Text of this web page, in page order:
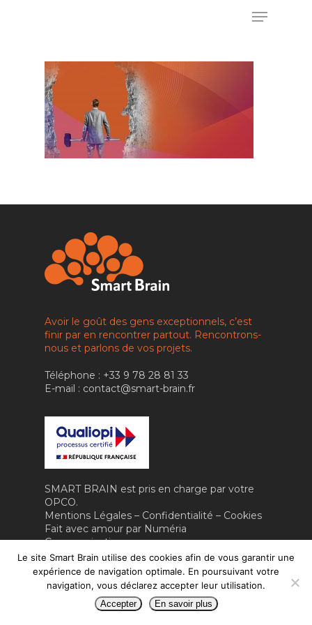
Appuyez sur Entrée pour rechercher ou sur
ESC pour fermer
Avoir le goût des gens exceptionnels, c’est
finir par en rencontrer partout. Rencontrons-
nous et parlons de vos projets.
Téléphone : +33 9 78 28 81 33
E-mail : contact@smart-brain.fr
SMART BRAIN est pris en charge par votre
OPCO.
Mentions Légales – Confidentialité – Cookies
Fait avec amour par Numéria
Communication
IA RH &
VIDÉO
CONTACT
Le site Smart Brain utilise des cookies afin de vous garantir une
expérience de navigation optimale. En poursuivant votre
navigation, vous déclarez accepter leur utilisation.
Accepter En savoir plus